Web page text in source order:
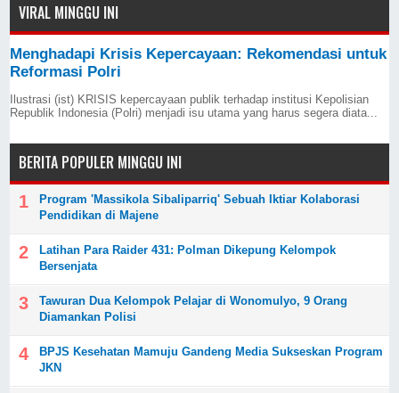
VIRAL MINGGU INI
Menghadapi Krisis Kepercayaan: Rekomendasi untuk
Reformasi Polri
Ilustrasi (ist) KRISIS kepercayaan publik terhadap institusi Kepolisian
Republik Indonesia (Polri) menjadi isu utama yang harus segera diata...
BERITA POPULER MINGGU INI
Program 'Massikola Sibaliparriq' Sebuah Iktiar Kolaborasi
Pendidikan di Majene
Latihan Para Raider 431: Polman Dikepung Kelompok
Bersenjata
Tawuran Dua Kelompok Pelajar di Wonomulyo, 9 Orang
Diamankan Polisi
BPJS Kesehatan Mamuju Gandeng Media Sukseskan Program
JKN